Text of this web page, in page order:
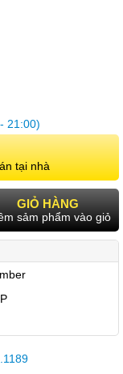
21:00)
tại nhà
GIỎ HÀNG
sảm phẩm vào giỏ